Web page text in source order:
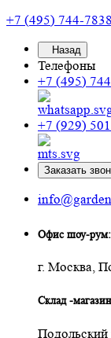
+7 (495) 744-7838
Назад
Телефоны
+7 (495)
+7 (929)
Заказать
Офис шоу-рум:
г. Москва,
Склад -магазин